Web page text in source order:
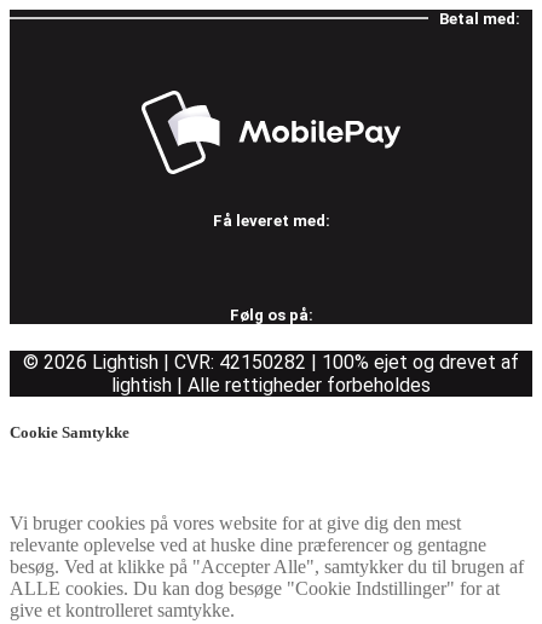
Betal med:
Få leveret med:
Følg os på:
© 2026 Lightish | CVR: 42150282 | 100% ejet og drevet af
lightish | Alle rettigheder forbeholdes
Cookie Samtykke
Vi bruger cookies på vores website for at give dig den mest
relevante oplevelse ved at huske dine præferencer og gentagne
besøg. Ved at klikke på "Accepter Alle", samtykker du til brugen af
ALLE cookies. Du kan dog besøge "Cookie Indstillinger" for at
give et kontrolleret samtykke.